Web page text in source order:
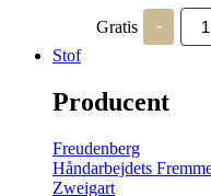
Gratis -
Stof
Producent
Freudenberg
Håndarbejdets
Zweigart